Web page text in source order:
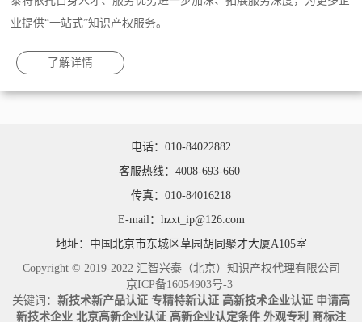
业提供“一站式”知识产权服务。
了解详情
电话：010-84022882
客服热线：4008-693-660
传真：010-84016218
E-mail：hzxt_ip@126.com
地址：中国北京市东城区草园胡同聚才大厦A105室
Copyright © 2019-2022 汇智兴泰（北京）知识产权代理有限公司
京ICP备16054903号-3
关键词： 新技术新产品认证 专精特新认证 高新技术企业认证 申请高
新技术企业 北京高新企业认证 高新企业认定条件 外观专利 商标注